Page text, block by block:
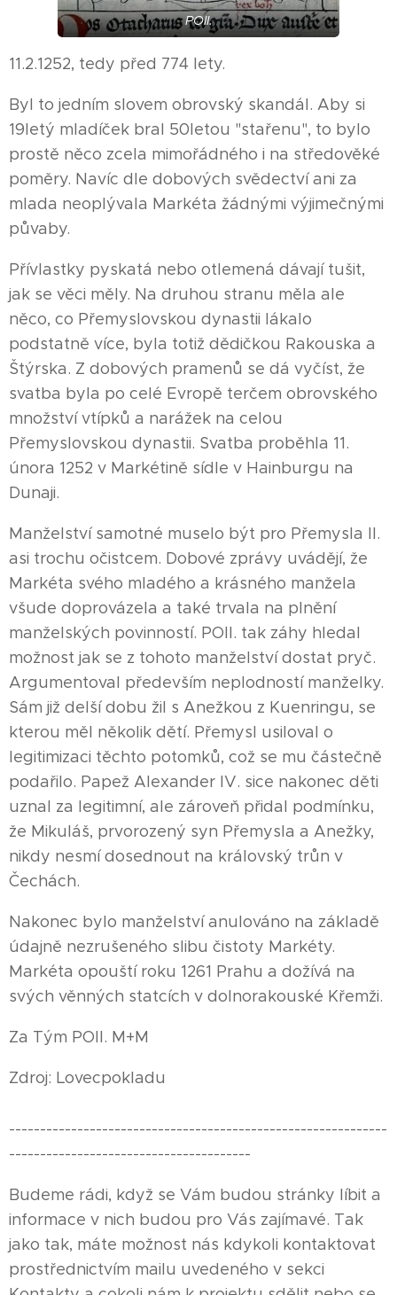
POII.
11.2.1252, tedy před 774 lety.
Byl to jedním slovem obrovský skandál. Aby si
19letý mladíček bral 50letou "stařenu", to bylo
prostě něco zcela mimořádného i na středověké
poměry. Navíc dle dobových svědectví ani za
mlada neoplývala Markéta žádnými výjimečnými
půvaby.
Přívlastky pyskatá nebo otlemená dávají tušit,
jak se věci měly. Na druhou stranu měla ale
něco, co Přemyslovskou dynastii lákalo
podstatně více, byla totiž dědičkou Rakouska a
Štýrska. Z dobových pramenů se dá vyčíst, že
svatba byla po celé Evropě terčem obrovského
množství vtípků a narážek na celou
Přemyslovskou dynastii. Svatba proběhla 11.
února 1252 v Markétině sídle v Hainburgu na
Dunaji.
Manželství samotné muselo být pro Přemysla II.
asi trochu očistcem. Dobové zprávy uvádějí, že
Markéta svého mladého a krásného manžela
všude doprovázela a také trvala na plnění
manželských povinností. POII. tak záhy hledal
možnost jak se z tohoto manželství dostat pryč.
Argumentoval především neplodností manželky.
Sám již delší dobu žil s Anežkou z Kuenringu, se
kterou měl několik dětí. Přemysl usiloval o
legitimizaci těchto potomků, což se mu částečně
podařilo. Papež Alexander IV. sice nakonec děti
uznal za legitimní, ale zároveň přidal podmínku,
že Mikuláš, prvorozený syn Přemysla a Anežky,
nikdy nesmí dosednout na královský trůn v
Čechách.
Nakonec bylo manželství anulováno na základě
údajně nezrušeného slibu čistoty Markéty.
Markéta opouští roku 1261 Prahu a dožívá na
svých věnných statcích v dolnorakouské Křemži.
Za Tým POII. M+M
Zdroj: Lovecpokladu
-------------------------------------------------------------
---------------------------------------
Budeme rádi, když se Vám budou stránky líbit a
informace v nich budou pro Vás zajímavé. Tak
jako tak, máte možnost nás kdykoli kontaktovat
prostřednictvím mailu uvedeného v sekci